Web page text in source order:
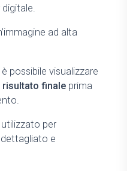
ad alta
possibile visualizzare
risultato finaleprima
per
e